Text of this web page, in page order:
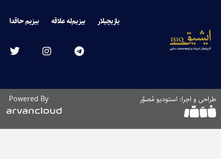
یازیچیلار بیزیم‌له علاقه بیزیم حاقدا
طراحی و اجرا: استودیو مُصوّر Powered By